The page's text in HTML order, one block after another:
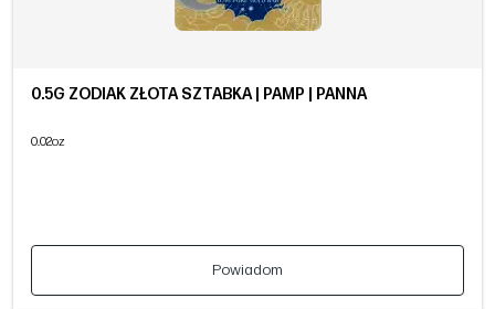
0.5G ZODIAK ZŁOTA SZTABKA | PAMP | PANNA
0.02oz
Powiadom